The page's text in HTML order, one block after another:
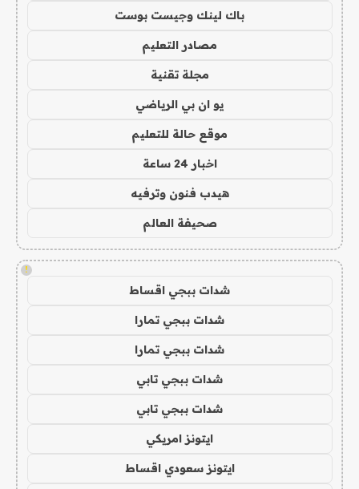
باك لينك وجيست بوست
مصادر التعليم
مجلة تقنية
يو ان بي الرياضي
موقع حالة للتعليم
اخبار 24 ساعة
هيدب فنون وترفيه
صحيفة العالم
!
شدات ببجي اقساط
شدات ببجي تمارا
شدات ببجي تمارا
شدات ببجي تابي
شدات ببجي تابي
ايتونز امريكي
ايتونز سعودي اقساط